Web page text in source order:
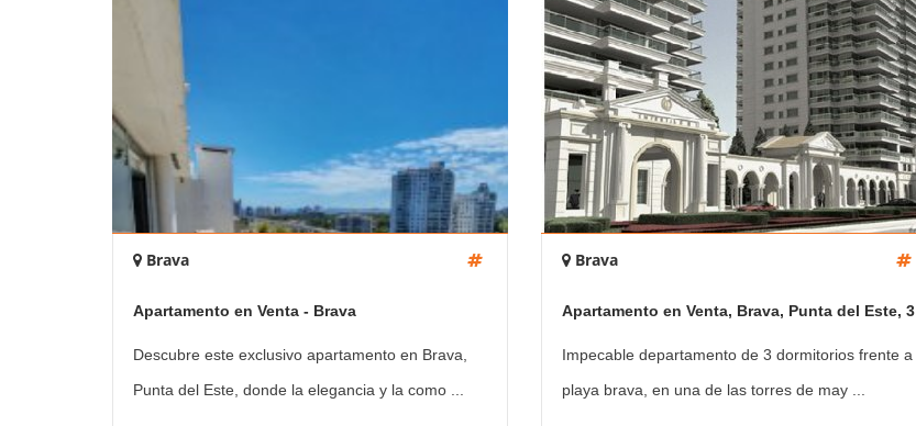
Brava
Apartamento en Venta - Brava
Descubre este exclusivo apartamento en Brava,
Punta del Este, donde la elegancia y la como ...
Brava
Apartamento en Venta, Brava, Punta del Este, 3
Dormitorios.
Impecable departamento de 3 dormitorios frente a
playa brava, en una de las torres de may ...